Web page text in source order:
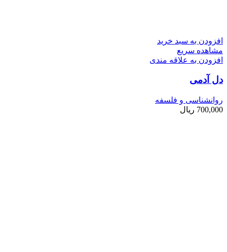
افزودن به سبد خرید
مشاهده سریع
افزودن به علاقه مندی
دل آدمی
روانشناسی و فلسفه
700,000 ریال